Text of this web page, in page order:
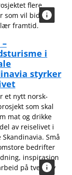
flere
som vil bidra til
framtid.
i
styrker
et nytt norsk-
som skal
mat og drikke
av reiselivet i
Skandinavia. Små
bedrifter
inspirasjon
på tvers av